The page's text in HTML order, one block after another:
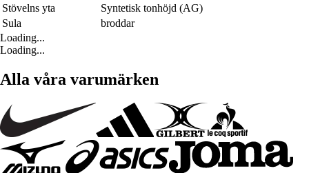
Stövelns yta
Syntetisk tonhöjd (AG)
Sula
broddar
Loading...
Loading...
Alla våra varumärken